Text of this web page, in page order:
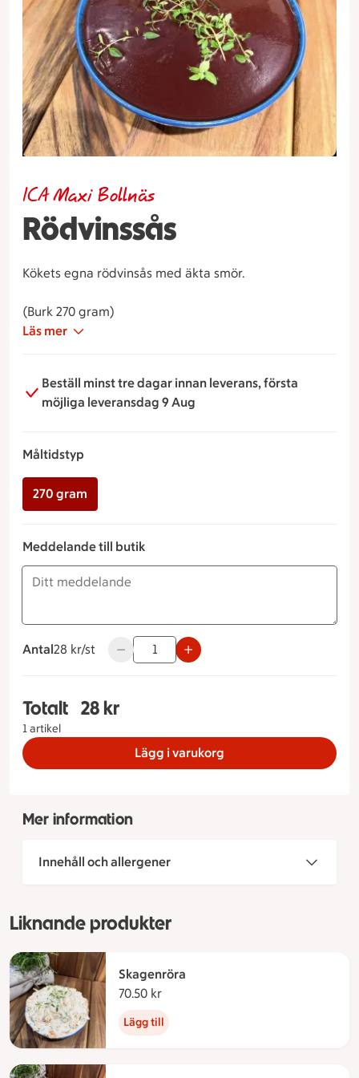
Rödvinssås
ICA Maxi Bollnäs
Kökets egna rödvinsås med äkta smör.
(Burk 270 gram)
Läs mer
Beställ minst tre dagar innan leverans, första
möjliga leveransdag 9 Aug
Måltidstyp
270 gram
Meddelande till butik
Antal
28 kronor styck
28 kr/st Använd knapparna för att minska eller
Totalt
1 artikel
Totalt 1 stycken Rödvinssås Måltidstyp 270
28 kr
Lägg i varukorg
Mer information
Innehåll och allergener
Liknande produkter
Skagenröra
70.50 kr
Lägg till